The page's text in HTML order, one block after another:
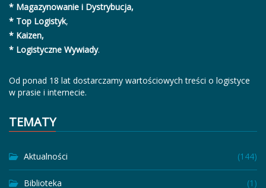
* Magazynowanie i Dystrybucja,
* Top Logistyk,
* Kaizen,
* Logistyczne Wywiady.
Od ponad 18 lat dostarczamy wartościowych treści o logistyce
w prasie i internecie.
TEMATY
Aktualności (144)
Biblioteka (1)